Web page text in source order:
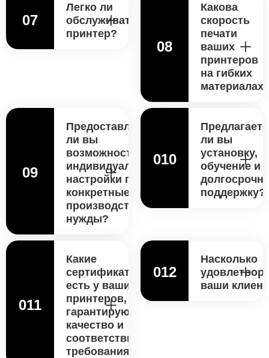
07
Легко ли
обслуживать
принтер?
08
Какова
скорость
печати
ваших
принтеров
на гибких
09
Предоставляете
ли вы
возможности
индивидуальной
настройки под
конкретные
производственные
нужды?
010
Предлагаете
ли вы
установку,
обучение и
поддержку?
011
Какие
сертификаты
есть у ваших
принтеров,
гарантирующие
качество и
соответствие
требованиям?
012
Насколько
ваши